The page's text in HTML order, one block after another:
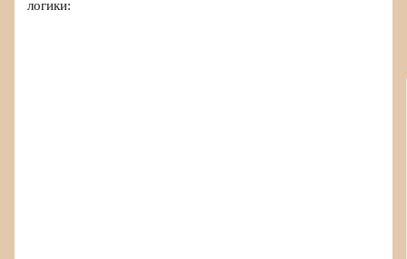
логики: